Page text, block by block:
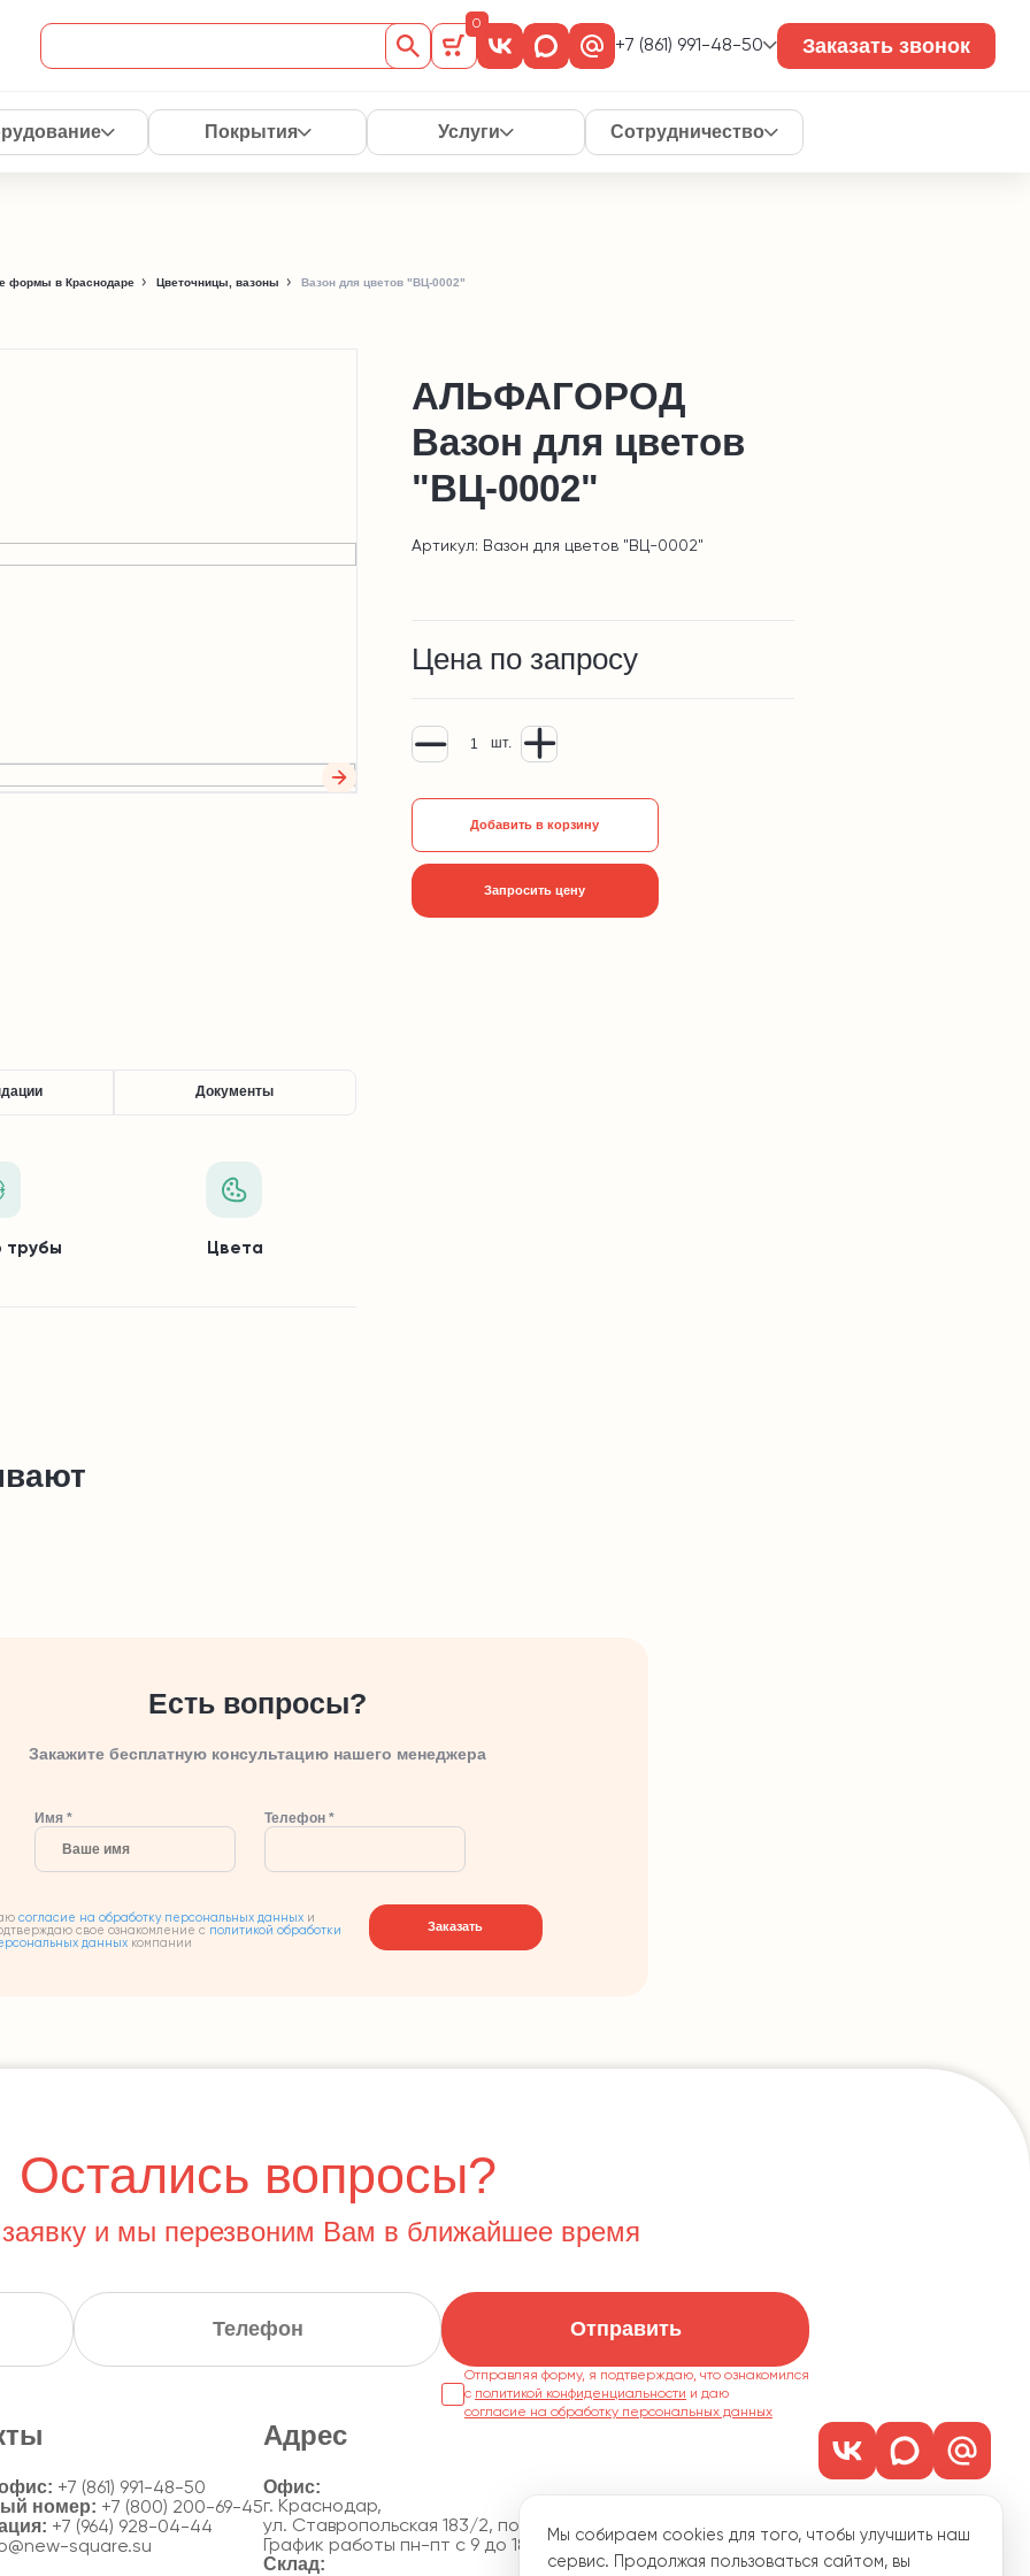
0
+7 (861) 991-48-50 Заказать звонок
Покрытия Услуги Сотрудничество
формы в Краснодаре Цветочницы, вазоны Вазон для цветов "ВЦ-0002"
АЛЬФАГОРОД
Вазон для цветов
"ВЦ-0002"
Артикул: Вазон для цветов "ВЦ-0002"
Цена по запросу
шт.
Добавить в корзину
Запросить цену
Документы
трубы Цвета
Есть вопросы?
Закажите бесплатную консультацию нашего менеджера
Имя * Телефон *
согласие на обработку персональных данных и
свое ознакомление с политикой обработки
данных компании
Заказать
Остались вопросы?
заявку и мы перезвоним Вам в ближайшее время
Отправить
Отправляя форму, я подтверждаю, что ознакомился
с политикой конфиденциальности
согласие на обработку персональных данных
+7 (861) 991-48-50
номер: +7 (800) 200-69-45
+7 (964) 928-04-44
square.su
Адрес
г. Краснодар,
ул. Ставропольская 183/2, пом. 1101
График работы пн-пт с 9 до 18
Мы собираем cookies для того, чтобы улучшить наш
сервис. Продолжая пользоваться сайтом, вы